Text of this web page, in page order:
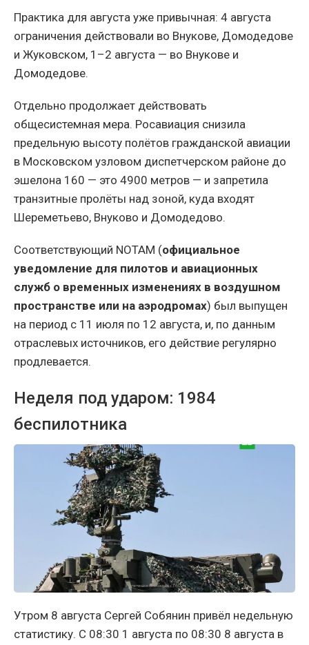
Практика для августа уже привычная: 4 августа
ограничения действовали во Внукове, Домодедове
и Жуковском, 1–2 августа — во Внукове и
Домодедове.
Отдельно продолжает действовать
общесистемная мера. Росавиация снизила
предельную высоту полётов гражданской авиации
в Московском узловом диспетчерском районе до
эшелона 160 — это 4900 метров — и запретила
транзитные пролёты над зоной, куда входят
Шереметьево, Внуково и Домодедово.
Соответствующий NOTAM (официальное
уведомление для пилотов и авиационных
служб о временных изменениях в воздушном
пространстве или на аэродромах) был выпущен
на период с 11 июля по 12 августа, и, по данным
отраслевых источников, его действие регулярно
продлевается.
Неделя под ударом: 1984
беспилотника
Утром 8 августа Сергей Собянин привёл недельную
статистику. С 08:30 1 августа по 08:30 8 августа в